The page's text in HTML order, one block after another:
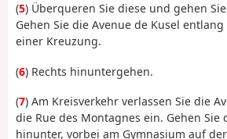
(5) Überqueren Sie diese und gehen
Gehen Sie die Avenue de Kusel
einer Kreuzung.
(6) Rechts hinuntergehen.
(7) Am Kreisverkehr verlassen Sie die
die Rue des Montagnes ein. Gehen Sie
hinunter, vorbei am Gymnasium auf